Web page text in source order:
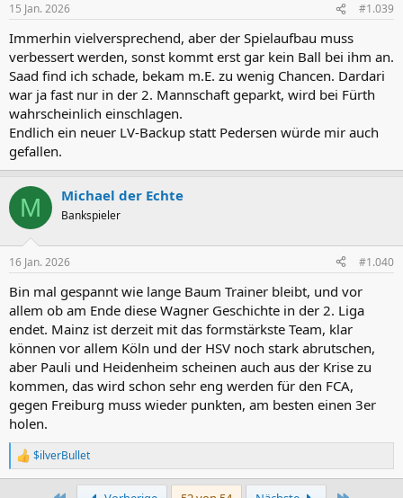
e
:
15 Jan. 2026 #1.039
Immerhin vielversprechend, aber der Spielaufbau muss
verbessert werden, sonst kommt erst gar kein Ball bei ihm an.
Saad find ich schade, bekam m.E. zu wenig Chancen. Dardari
war ja fast nur in der 2. Mannschaft geparkt, wird bei Fürth
wahrscheinlich einschlagen.
Endlich ein neuer LV-Backup statt Pedersen würde mir auch
gefallen.
M Michael der Echte
Bankspieler
16 Jan. 2026 #1.040
Bin mal gespannt wie lange Baum Trainer bleibt, und vor
allem ob am Ende diese Wagner Geschichte in der 2. Liga
endet. Mainz ist derzeit mit das formstärkste Team, klar
können vor allem Köln und der HSV noch stark abrutschen,
aber Pauli und Heidenheim scheinen auch aus der Krise zu
kommen, das wird schon sehr eng werden für den FCA,
gegen Freiburg muss wieder punkten, am besten einen 3er
holen.
R
e
$ilverBullet